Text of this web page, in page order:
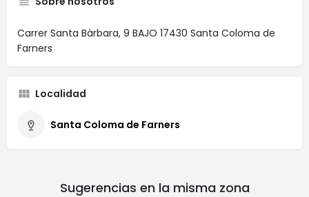
Carrer Santa Bàrbara, 9 BAJO 17430 Santa Coloma de
Farners
Localidad
Santa Coloma de Farners
Sugerencias en la misma zona